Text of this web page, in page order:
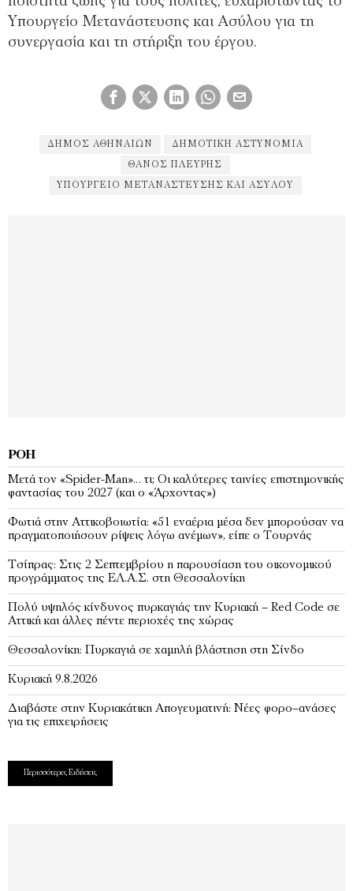
Υπουργείο Μετανάστευσης και Ασύλου για τη
συνεργασία και τη στήριξη του έργου.
ΔΗΜΟΣ ΑΘΗΝΑΊΩΝ ΔΗΜΟΤΙΚΉ ΑΣΤΥΝΟΜΊΑ
ΘΆΝΟΣ ΠΛΕΎΡΗΣ
ΥΠΟΥΡΓΕΊΟ ΜΕΤΑΝΆΣΤΕΥΣΗΣ ΚΑΙ ΑΣΎΛΟΥ
ΡΟΉ
Μετά τον «Spider-Man»… τι; Oι καλύτερες ταινίες επιστημονικής
φαντασίας του 2027 (και ο «Άρχοντας»)
Φωτιά στην Αττικοβοιωτία: «51 εναέρια μέσα δεν μπορούσαν να
πραγματοποιήσουν ρίψεις λόγω ανέμων», είπε ο Τουρνάς
Τσίπρας: Στις 2 Σεπτεμβρίου η παρουσίαση του οικονομικού
προγράμματος της ΕΛ.Α.Σ. στη Θεσσαλονίκη
Πολύ υψηλός κίνδυνος πυρκαγιάς την Κυριακή – Red Code σε
Αττική και άλλες πέντε περιοχές της χώρας
Θεσσαλονίκη: Πυρκαγιά σε χαμηλή βλάστηση στη Σίνδο
Κυριακή 9.8.2026
Διαβάστε στην Κυριακάτικη Απογευματινή: Νέες φορο–ανάσες
για τις επιχειρήσεις
Περισσότερες Ειδήσεις